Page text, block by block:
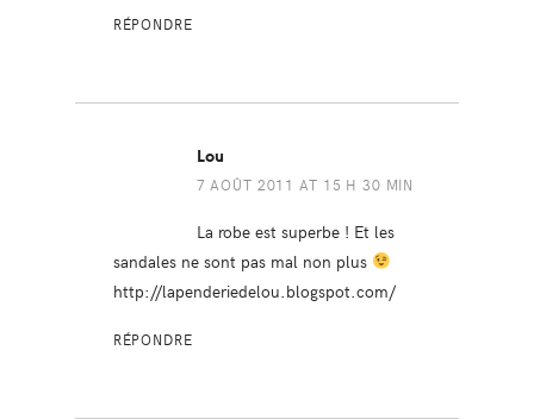
RÉPONDRE
Lou
7 AOÛT 2011 AT 15 H 30 MIN
La robe est superbe ! Et les
sandales ne sont pas mal non plus
http://lapenderiedelou.blogspot.com/
RÉPONDRE